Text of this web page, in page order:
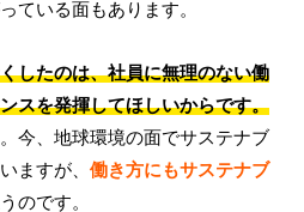
ている面もあります。
したのは、社員に無理のない働
スを発揮してほしいからです。
今、地球環境の面でサステナブ
ますが、働き方にもサステナブ
のです。